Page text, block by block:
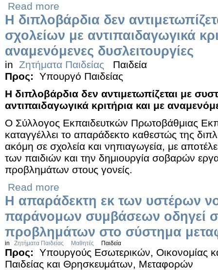
Read more
Η διπλοβάρδια δεν
σχολείων με αντιπαιδαγωγικά
αναμενόμενες δυσλειτουργίες
in Ζητήματα Παιδείας
Παιδεία
Προς:
Υπουργό Παιδείας
Η διπλοβάρδια δεν αντιμετωπίζεται με
αντιπαιδαγωγικά κριτήρια και με
Ο Σύλλογος Εκπαιδευτκών Πρωτοβάθμιας
καταγγέλλει το απαράδεκτο καθεστώς της
ακόμη σε σχολεία και νηπιαγωγεία, με
των παιδιών και την δημιουργία σοβαρών
προβλημάτων στους γονείς.
Read more
Η απαράδεκτη εκ των υστέρων
παράνομων συμβάσεων οδηγεί
προβλημάτων στο σύστημα
in Ζητήματα Παιδείας Μαθητές Παιδεία
Προς:
Υπουργούς Εσωτερικών, Οικονομίας
Παιδείας και Θρησκευμάτων, Μεταφορών